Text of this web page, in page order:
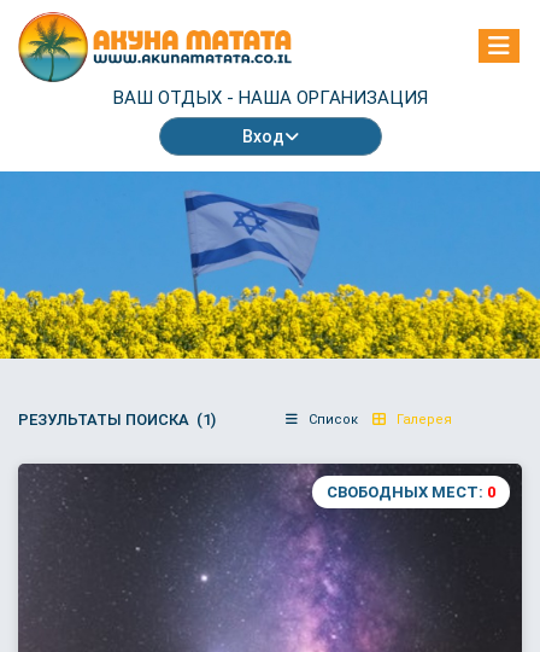
ВАШ ОТДЫХ - НАША ОРГАНИЗАЦИЯ
Вход
РЕЗУЛЬТАТЫ ПОИСКА (1) Список Галерея
СВОБОДНЫХ МЕСТ: 0